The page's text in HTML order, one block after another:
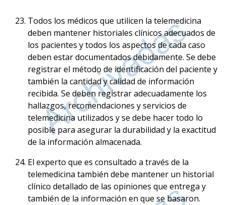
Todos los médicos que utilicen la telemedicina
deben mantener historiales clínicos adecuados de
los pacientes y todos los aspectos de cada caso
deben estar documentados debidamente. Se debe
registrar el método de identificación del paciente y
también la cantidad y calidad de información
recibida. Se deben registrar adecuadamente los
hallazgos, recomendaciones y servicios de
telemedicina utilizados y se debe hacer todo lo
posible para asegurar la durabilidad y la exactitud
de la información almacenada.
El experto que es consultado a través de la
telemedicina también debe mantener un historial
clínico detallado de las opiniones que entrega y
también de la información en que se basaron.